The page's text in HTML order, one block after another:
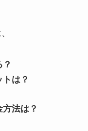
は？
法は？